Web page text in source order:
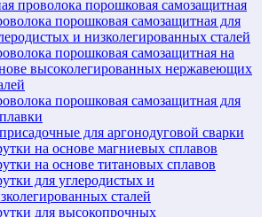
проволока порошковая самозащитная
порошковая самозащитная для
и низколегированных сталей
порошковая самозащитная на
высоколегированных нержавеющих
порошковая самозащитная для
для аргонодуговой сварки
на основе магниевых сплавов
на основе титановых сплавов
для углеродистых и
сталей
для высокопрочных